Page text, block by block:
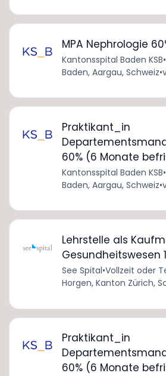
MPA Nephrologie
Kantonsspital Baden KSB•
Baden, Aargau, Schweiz•
Praktikant_in
60% (6 Monate
Kantonsspital Baden KSB•
Baden, Aargau, Schweiz•
Lehrstelle als
Gesundheitswesen
See Spital•Vollzeit oder
Horgen, Kanton Zürich,
Praktikant_in
60% (6 Monate